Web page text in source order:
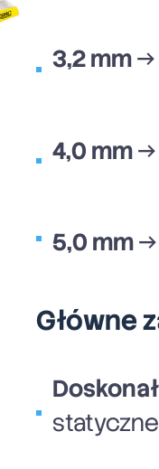
3,2 mm→
4,0 mm→
5,0 mm→
Główne